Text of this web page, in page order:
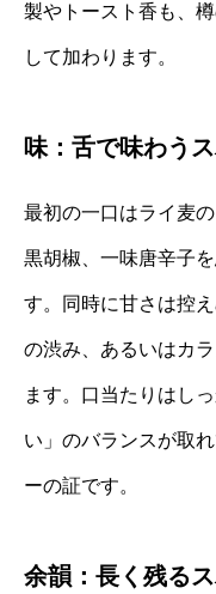
製やトースト香も、
して加わります。
味：舌で味わう
最初の一口はライ麦
黒胡椒、一味唐辛子
す。同時に甘さは控
の渋み、あるいはカ
ます。口当たりはし
い」のバランスが取
ーの証です。
余韻：長く残る